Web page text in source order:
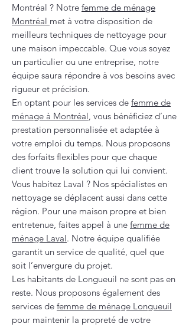
Montréal ? Notre femme de ménage
Montréal met à votre disposition de
meilleurs techniques de nettoyage pour
une maison impeccable. Que vous soyez
un particulier ou une entreprise, notre
équipe saura répondre à vos besoins avec
rigueur et précision.
En optant pour les services de femme de
ménage à Montréal, vous bénéficiez d’une
prestation personnalisée et adaptée à
votre emploi du temps. Nous proposons
des forfaits flexibles pour que chaque
client trouve la solution qui lui convient.
Vous habitez Laval ? Nos spécialistes en
nettoyage se déplacent aussi dans cette
région. Pour une maison propre et bien
entretenue, faites appel à une femme de
ménage Laval. Notre équipe qualifiée
garantit un service de qualité, quel que
soit l’envergure du projet.
Les habitants de Longueuil ne sont pas en
reste. Nous proposons également des
services de femme de ménage Longueuil
pour maintenir la propreté de votre